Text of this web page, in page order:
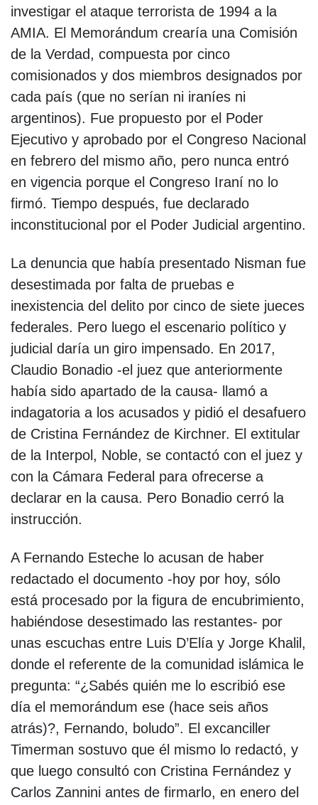
investigar el ataque terrorista de 1994 a la
AMIA. El Memorándum crearía una Comisión
de la Verdad, compuesta por cinco
comisionados y dos miembros designados por
cada país (que no serían ni iraníes ni
argentinos). Fue propuesto por el Poder
Ejecutivo y aprobado por el Congreso Nacional
en febrero del mismo año, pero nunca entró
en vigencia porque el Congreso Iraní no lo
firmó. Tiempo después, fue declarado
inconstitucional por el Poder Judicial argentino.
La denuncia que había presentado Nisman fue
desestimada por falta de pruebas e
inexistencia del delito por cinco de siete jueces
federales. Pero luego el escenario político y
judicial daría un giro impensado. En 2017,
Claudio Bonadio -el juez que anteriormente
había sido apartado de la causa- llamó a
indagatoria a los acusados y pidió el desafuero
de Cristina Fernández de Kirchner. El extitular
de la Interpol, Noble, se contactó con el juez y
con la Cámara Federal para ofrecerse a
declarar en la causa. Pero Bonadio cerró la
instrucción.
A Fernando Esteche lo acusan de haber
redactado el documento -hoy por hoy, sólo
está procesado por la figura de encubrimiento,
habiéndose desestimado las restantes- por
unas escuchas entre Luis D’Elía y Jorge Khalil,
donde el referente de la comunidad islámica le
pregunta: “¿Sabés quién me lo escribió ese
día el memorándum ese (hace seis años
atrás)?, Fernando, boludo”. El excanciller
Timerman sostuvo que él mismo lo redactó, y
que luego consultó con Cristina Fernández y
Carlos Zannini antes de firmarlo, en enero del